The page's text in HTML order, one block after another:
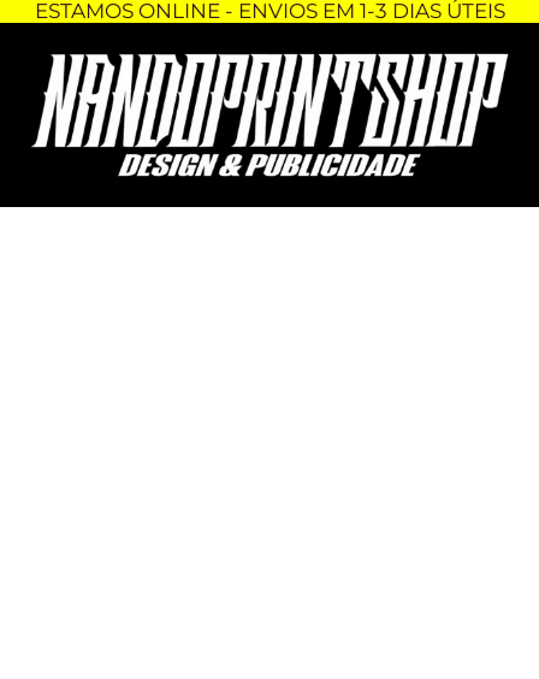
Skip
content
ESTAMOS ONLINE - ENVIOS EM 1-3 DIAS ÚTEIS
Quantidade
de
CANECA
-
TESLA